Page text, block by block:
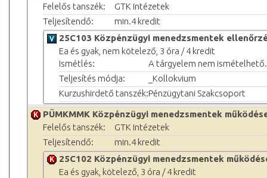
Felelős tanszék:
GTK Intézetek
Teljesítendő:
min.4 kredit
25C103 Közpénzügyi menedzsmentek
Ea és gyak, nem kötelező, 3 óra / 4 kredit
Ismétlés:
A tárgyelem nem ismételhető.
Teljesítés módja:
_Kollokvium
Kurzushirdető tanszék:Pénzügytani Szakcsoport
PÜMKMMK Közpénzügyi menedzsmentek
Felelős tanszék:
GTK Intézetek
Teljesítendő:
min.4 kredit
25C102 Közpénzügyi menedzsmentek
Ea és gyak, kötelező, 3 óra / 4 kredit